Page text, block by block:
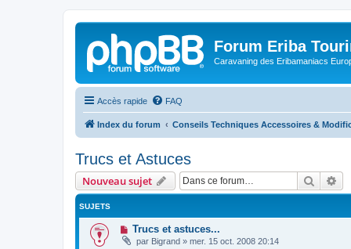
Forum Eriba
Caravaning des Eribamaniacs
Accès rapide FAQ
Index du forum Conseils Techniques Accessoires &
Trucs et Astuces
Nouveau sujet
SUJETS
Trucs et astuces...
par Bigrand » mer. 15 oct. 2008 20:14